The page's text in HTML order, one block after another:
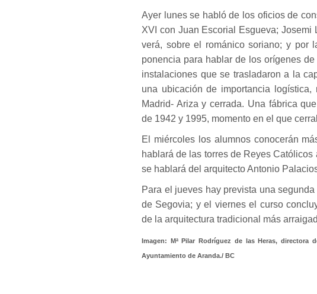
Ayer lunes se habló de los oficios de
XVI con Juan Escorial Esgueva;
verá, sobre el románico soriano; y por
ponencia para hablar de los orígenes
instalaciones que se trasladaron a la
una ubicación de importancia
Madrid- Ariza y cerrada. Una fábrica
de 1942 y 1995, momento en el que
El miércoles los alumnos conocerán
hablará de las torres de Reyes
se hablará del arquitecto Antonio
Para el jueves hay prevista una
de Segovia; y el viernes el curso
de la arquitectura tradicional más
Imagen: Mª Pilar Rodríguez de las Heras,
Ayuntamiento de Aranda./ BC